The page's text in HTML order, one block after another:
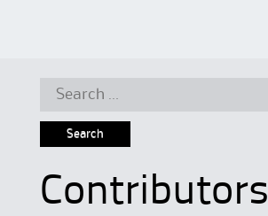
Search
Contributors